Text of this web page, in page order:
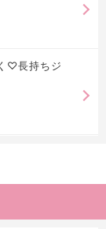
♡長持ちジ